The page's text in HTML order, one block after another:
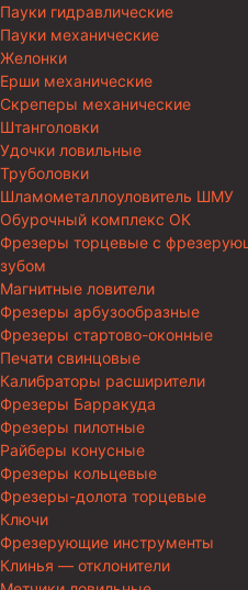
Пауки гидравлические
Пауки механические
Желонки
Ерши механические
Скреперы механические
Штанголовки
Удочки ловильные
Труболовки
Шламометаллоуловитель ШМУ
Обурочный комплекс ОК
Фрезеры торцевые с
зубом
Магнитные ловители
Фрезеры арбузообразные
Фрезеры стартово-оконные
Печати свинцовые
Калибраторы расширители
Фрезеры Барракуда
Фрезеры пилотные
Райберы конусные
Фрезеры кольцевые
Фрезеры-долота торцевые
Ключи
Фрезерующие инструменты
Клинья — отклонители